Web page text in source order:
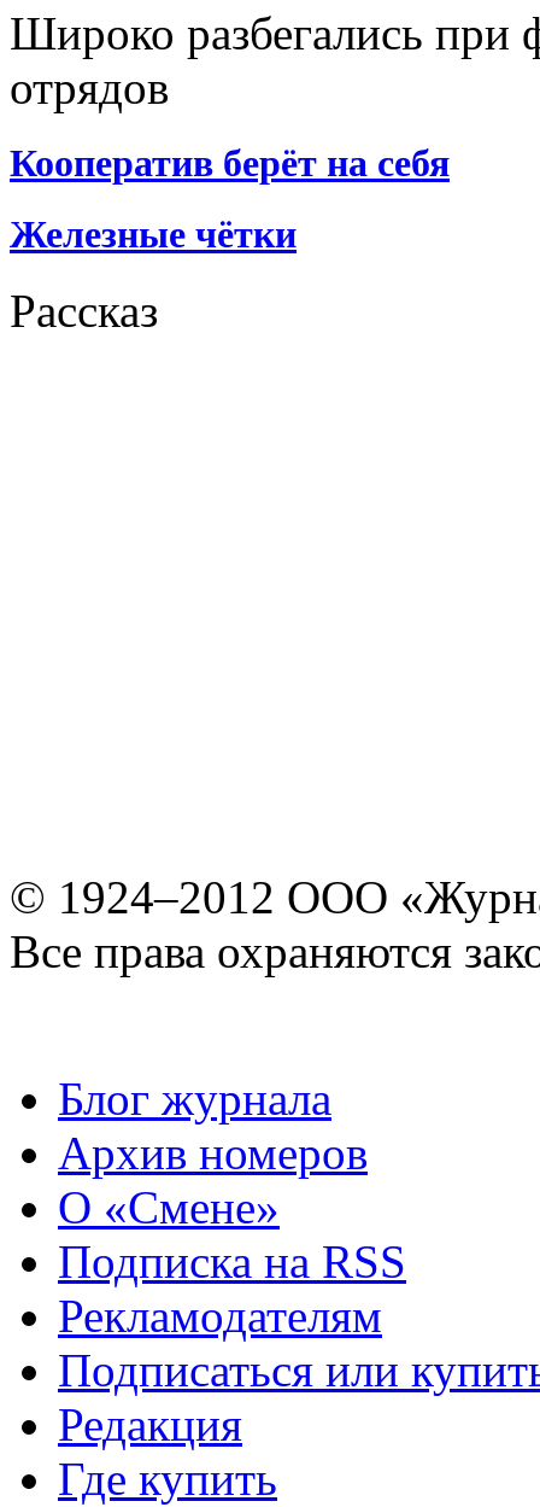
Широко разбегались
отрядов
Кооператив берёт на себя
Железные чётки
Рассказ
© 1924–2012 ООО
Все права охраняются
Блог журнала
Архив номеров
О «Смене»
Подписка на RSS
Рекламодателям
Подписаться или
Редакция
Где купить